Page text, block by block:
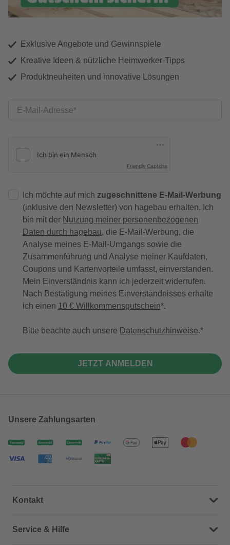
Exklusive Angebote und Gewinnspiele
Kreative Ideen & nützliche Heimwerker-Tipps
Produktneuheiten und innovative Lösungen
E-Mail-Adresse
Friendly Captcha
Ich möchte auf mich zugeschnittene E-Mail-Werbung
(inklusive den Newsletter) von hagebau erhalten. Ich
bin mit der Nutzung meiner personenbezogenen
Daten durch hagebau, die E-Mail-Werbung, die
Analyse meines E-Mail-Umgangs sowie die
Zusammenführung und Analyse meiner Kaufdaten,
Coupons und Kartenvorteile umfasst, einverstanden.
Mein Einverständnis kann ich jederzeit widerrufen.
Nach Bestätigung meines Einverständnisses erhalte
ich einen 10 € Willkommensgutschein*.
Bitte beachte auch unsere Datenschutzhinweise.
JETZT ANMELDEN
Unsere Zahlungsarten
Kontakt
Dein Kontakt zu uns
Service & Hilfe